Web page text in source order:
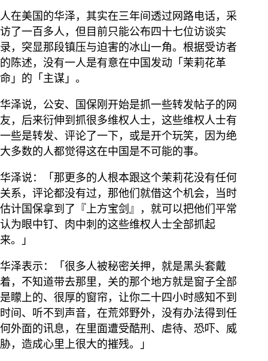
人在美国的华泽，其实在三年间透过网路电话，采
访了一百多人，但目前只能公布四十七位访谈实
录，突显那段镇压与迫害的冰山一角。根据受访者
的陈述，没有一人是有意在中国发动「茉莉花革
命」的「主谋」。
华泽说，公安、国保刚开始是抓一些转发帖子的网
友，后来衍伸到抓很多维权人士，这些维权人士有
一些是转发、评论了一下，或是开个玩笑，因为绝
大多数的人都觉得这在中国是不可能的事。
华泽说：「那更多的人根本跟这个茉莉花没有任何
关系，评论都没有过，那他们就借这个机会，当时
估计国保拿到了『上方宝剑』，就可以把他们平常
认为眼中钉、肉中刺的这些维权人士全部抓起
来。」
华泽表示：「很多人被秘密关押，就是黑头套戴
着，不知道带去那里，关的那个地方就是窗子全部
是矇上的、很厚的窗帘，让你二十四小时感知不到
时间、听不到声音，在荒郊野外，没有办法得到任
何外面的讯息，在里面遭受酷刑、虐待、恐吓、威
胁，造成心里上很大的摧残。」